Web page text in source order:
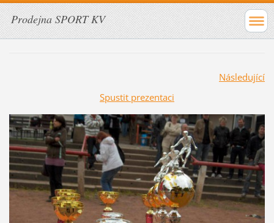
Prodejna SPORT KV
Následující
Spustit prezentaci